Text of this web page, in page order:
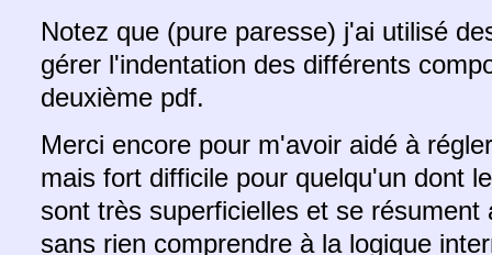
Notez que (pure paresse) j'ai utilisé
gérer l'indentation des différents
deuxième pdf.
Merci encore pour m'avoir aidé à
mais fort difficile pour quelqu'un dont
sont très superficielles et se
sans rien comprendre à la logique